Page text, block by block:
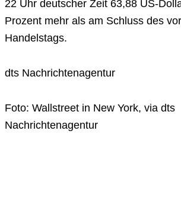
22 Uhr deutscher Zeit 63,88 US-
Prozent mehr als am Schluss des
Handelstags.
dts Nachrichtenagentur
Foto: Wallstreet in New York, via dts
Nachrichtenagentur